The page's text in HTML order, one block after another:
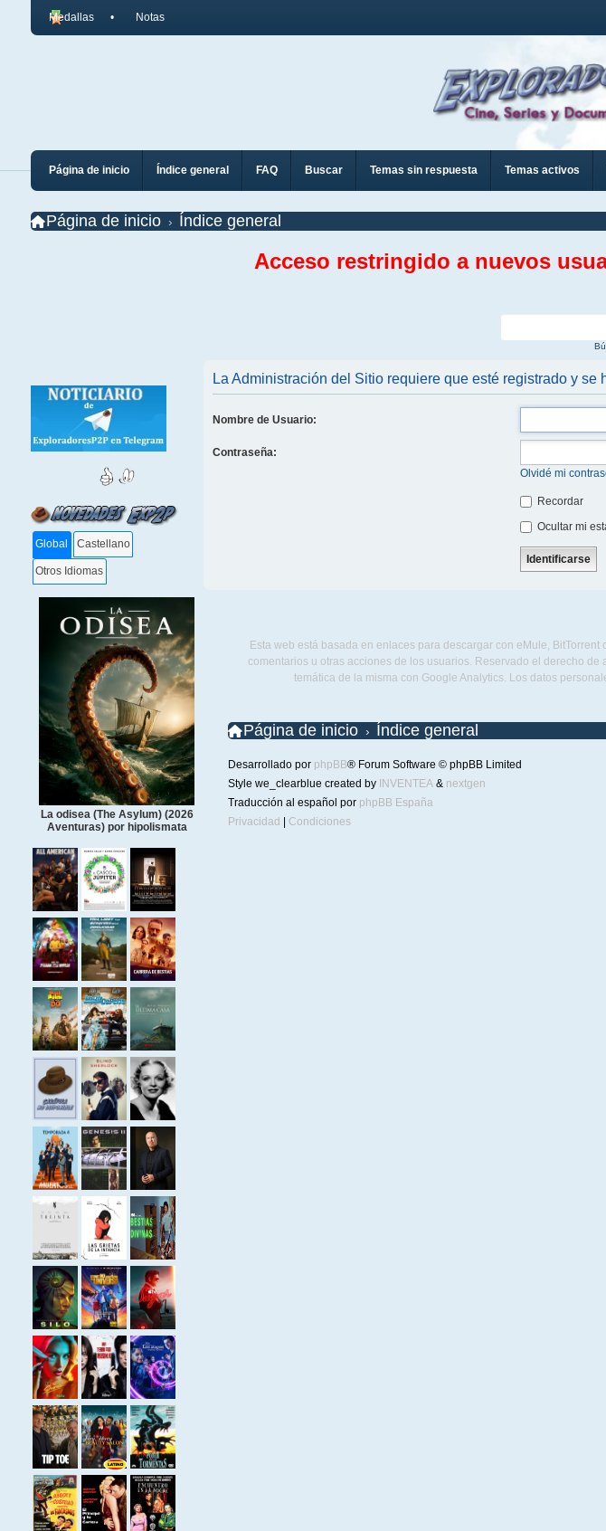
Medallas Notas
Página de inicio Índice general FAQ Buscar Temas sin respuesta Temas activos
Página de inicio Índice general
Acceso restringido a nuevos
Global Castellano
Otros Idiomas
La odisea (The Asylum) (2026
Aventuras) por hipolismata
La Administración del Sitio requiere que esté registrado y se
Nombre de Usuario:
Contraseña:
Olvidé mi
Recordar
Ocultar mi
Esta web está basada en enlaces para descargar con eMule,
comentarios u otras acciones de los usuarios. Reservado el derecho
temática de la misma con Google Analytics. Los datos
Página de inicio Índice general
Desarrollado por phpBB® Forum Software © phpBB Limited
Style we_clearblue created by INVENTEA& nextgen
Traducción al español por phpBB España
Privacidad
Condiciones